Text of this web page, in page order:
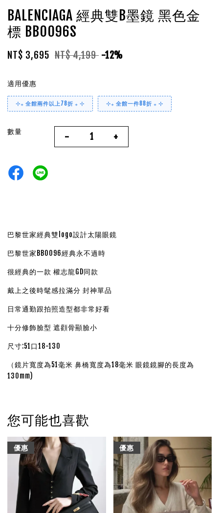
BALENCIAGA 經典雙B墨鏡 黑色金
標 BB0096S
NT$ 3,695 NT$ 4,199 -12%
適用優惠
⊹₊ 全館兩件以上78折 ₊ ⊹ ⊹₊ 全館一件88折 ₊ ⊹
數量 - +
巴黎世家經典雙logo設計太陽眼鏡
巴黎世家BB0096經典永不過時
很經典的一款 權志龍GD同款
戴上之後時髦感拉滿分 封神單品
日常通勤跟拍照造型都非常好看
十分修飾臉型 遮顴骨顯臉小
尺寸:51口18-130
（鏡片寬度為51毫米 鼻橋寬度為18毫米 眼鏡鏡腳的長度為
130mm)
您可能也喜歡
優惠 優惠